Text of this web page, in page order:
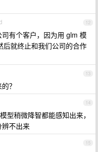
12
有个客户，因为用 glm 模
就终止和我们公司的合作
13
？
14
型稍微降智都能感知出来，
不出来
15